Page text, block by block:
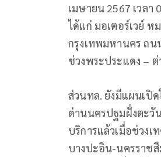
เมษายน 2567 เวลา
ได้แก่ มอเตอร์เวย์
กรุงเทพมหานคร ถ
ช่วงพระประแดง –
ส่วนทล. ยังมีแผนเปิ
ด่านนครปฐมฝั่งตะวั
บริการแล้วเมื่อช่วงเ
บางปะอิน-นครราชสี